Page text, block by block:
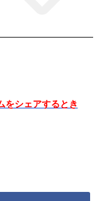
をシェアするとき